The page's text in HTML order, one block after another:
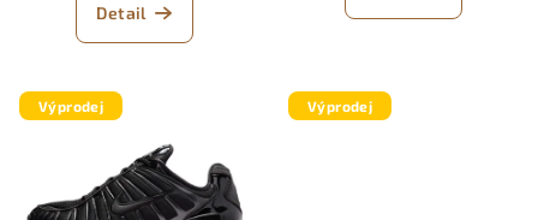
Detail
Výprodej Výprodej